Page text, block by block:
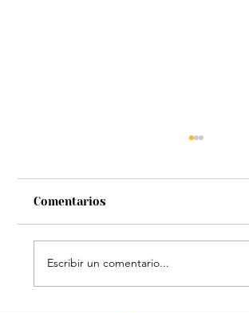
Comentarios
Escribir un comentario...